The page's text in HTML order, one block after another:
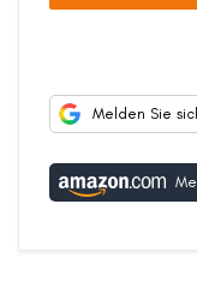
Melden Sie sich mit
Melden Sie